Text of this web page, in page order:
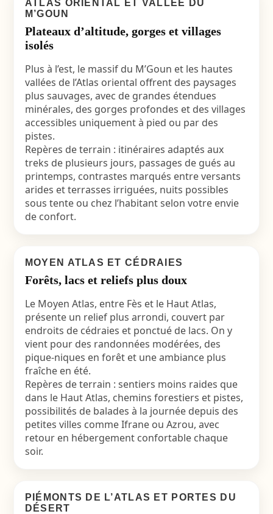
ATLAS ORIENTAL ET VALLÉE DU
M’GOUN
Plateaux d’altitude, gorges et villages
isolés
Plus à l’est, le massif du M’Goun et les hautes
vallées de l’Atlas oriental offrent des paysages
plus sauvages, avec de grandes étendues
minérales, des gorges profondes et des villages
accessibles uniquement à pied ou par des
pistes.
Repères de terrain : itinéraires adaptés aux
treks de plusieurs jours, passages de gués au
printemps, contrastes marqués entre versants
arides et terrasses irriguées, nuits possibles
sous tente ou chez l’habitant selon votre envie
de confort.
MOYEN ATLAS ET CÉDRAIES
Forêts, lacs et reliefs plus doux
Le Moyen Atlas, entre Fès et le Haut Atlas,
présente un relief plus arrondi, couvert par
endroits de cédraies et ponctué de lacs. On y
vient pour des randonnées modérées, des
pique-niques en forêt et une ambiance plus
fraîche en été.
Repères de terrain : sentiers moins raides que
dans le Haut Atlas, chemins forestiers et pistes,
possibilités de balades à la journée depuis des
petites villes comme Ifrane ou Azrou, avec
retour en hébergement confortable chaque
soir.
PIÉMONTS DE L’ATLAS ET PORTES DU
DÉSERT